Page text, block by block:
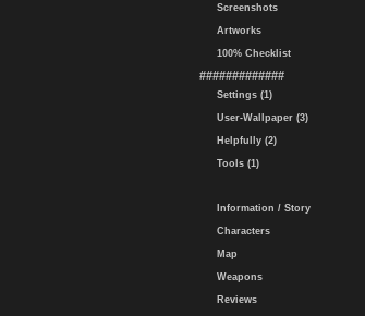
Screenshots
Artworks
100% Checklist
#############
Settings (1)
User-Wallpaper (3)
Helpfully (2)
Tools (1)
Information / Story
Characters
Map
Weapons
Reviews